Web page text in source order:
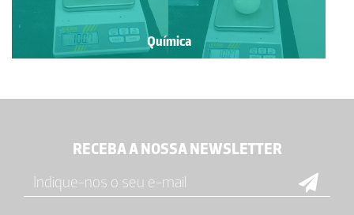
Química
RECEBA A NOSSA NEWSLETTER